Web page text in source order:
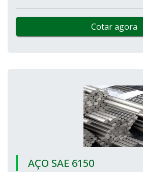
Cotar agora
AÇO SAE 6150